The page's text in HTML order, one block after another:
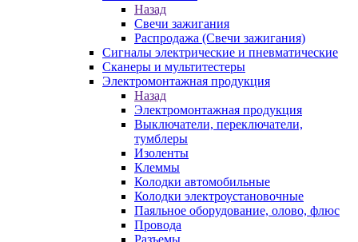
Назад
Свечи зажигания
Распродажа (Свечи зажигания)
Сигналы электрические и пневматические
Сканеры и мультитестеры
Электромонтажная продукция
Назад
Электромонтажная продукция
Выключатели, переключатели,
тумблеры
Изоленты
Клеммы
Колодки автомобильные
Колодки электроустановочные
Паяльное оборудование, олово, флюс
Провода
Разъемы